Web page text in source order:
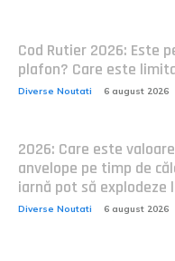
Cod Rutier 2026: Este
plafon? Care este
Diverse Noutati 6 august 2026
2026: Care este
anvelope pe timp de
iarnă pot să explodeze
Diverse Noutati 6 august 2026